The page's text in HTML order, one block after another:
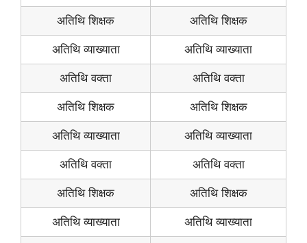
अतिथि शिक्षक अतिथि शिक्षक
अतिथि व्याख्याता अतिथि व्याख्याता
अतिथि वक्ता अतिथि वक्ता
अतिथि शिक्षक अतिथि शिक्षक
अतिथि व्याख्याता अतिथि व्याख्याता
अतिथि वक्ता अतिथि वक्ता
अतिथि शिक्षक अतिथि शिक्षक
अतिथि व्याख्याता अतिथि व्याख्याता